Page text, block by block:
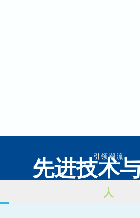
引领潮流
先进技术
人